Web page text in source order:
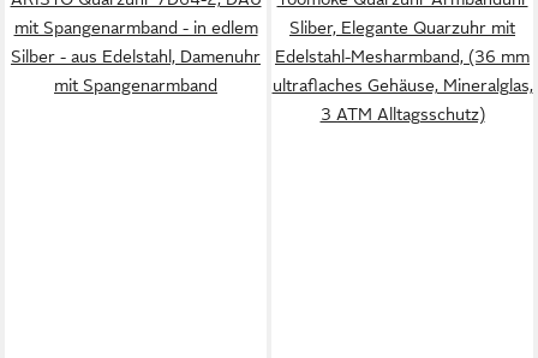
mit Spangenarmband - in edlem
Silber - aus Edelstahl, Damenuhr
mit Spangenarmband
Sliber, Elegante Quarzuhr mit
Edelstahl-Mesharmband, (36 mm
ultraflaches Gehäuse, Mineralglas,
3 ATM Alltagsschutz)